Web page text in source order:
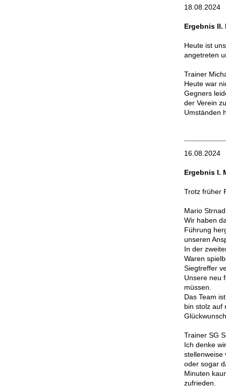
18.08.2024
Ergebnis
Heute ist
angetreten
Trainer
Heute war
Gegners
der Verein
Umständen
16.08.2024
Ergebnis I.
Trotz früher
Mario
Wir haben
Führung
unseren
In der
Waren
Siegtreffer
Unsere neu
müssen.
Das Team
bin stolz auf
Trainer SG
Ich denke
stellenweise
oder sogar
Minuten
zufrieden.